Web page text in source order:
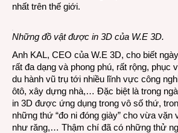
nhất trên thế giới.
Những đồ vật được in 3D của W.E 3D.
Anh KAL, CEO của W.E 3D, cho biết
rất đa dạng và phong phú, rất rộng, phục
du hành vũ trụ tới nhiều lĩnh vực công
ôtô, xây dựng nhà,… Đặc biệt là trong
in 3D được ứng dụng trong vô số thứ,
những thứ “đo ni đóng giày” cho vừa
như răng,… Thậm chí đã có những thử